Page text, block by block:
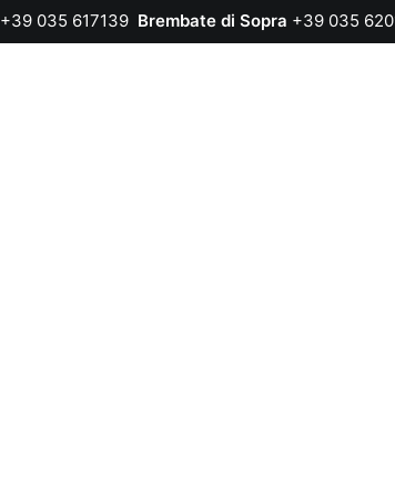
+39 035 617139 Brembate di Sopra +39 035